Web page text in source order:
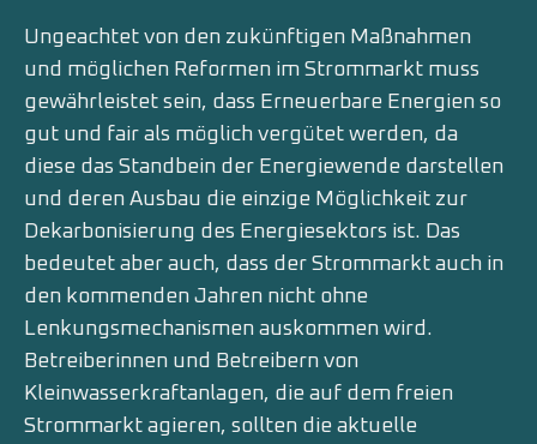
Ungeachtet von den zukünftigen Maßnahmen
und möglichen Reformen im Strommarkt muss
gewährleistet sein, dass Erneuerbare Energien so
gut und fair als möglich vergütet werden, da
diese das Standbein der Energiewende darstellen
und deren Ausbau die einzige Möglichkeit zur
Dekarbonisierung des Energiesektors ist. Das
bedeutet aber auch, dass der Strommarkt auch in
den kommenden Jahren nicht ohne
Lenkungsmechanismen auskommen wird.
Betreiberinnen und Betreibern von
Kleinwasserkraftanlagen, die auf dem freien
Strommarkt agieren, sollten die aktuelle